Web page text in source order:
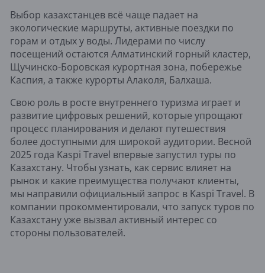
Выбор казахстанцев всё чаще падает на
экологические маршруты, активные поездки по
горам и отдых у воды. Лидерами по числу
посещений остаются Алматинский горный кластер,
Щучинско-Боровская курортная зона, побережье
Каспия, а также курорты Алаколя, Балхаша.
Свою роль в росте внутреннего туризма играет и
развитие цифровых решений, которые упрощают
процесс планирования и делают путешествия
более доступными для широкой аудитории. Весной
2025 года Kaspi Travel впервые запустил туры по
Казахстану. Чтобы узнать, как сервис влияет на
рынок и какие преимущества получают клиенты,
мы направили официальный запрос в Kaspi Travel. В
компании прокомментировали, что запуск туров по
Казахстану уже вызвал активный интерес со
стороны пользователей.